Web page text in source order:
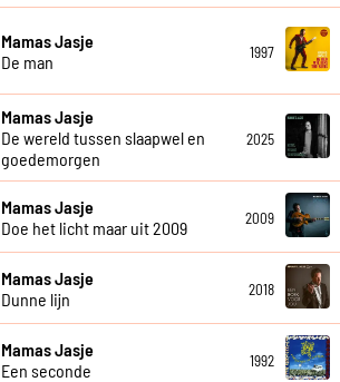
Mamas Jasje
De man
1997
Mamas Jasje
De wereld tussen slaapwel en
goedemorgen
2025
Mamas Jasje
Doe het licht maar uit 2009
2009
Mamas Jasje
Dunne lijn
2018
Mamas Jasje
Een seconde
1992